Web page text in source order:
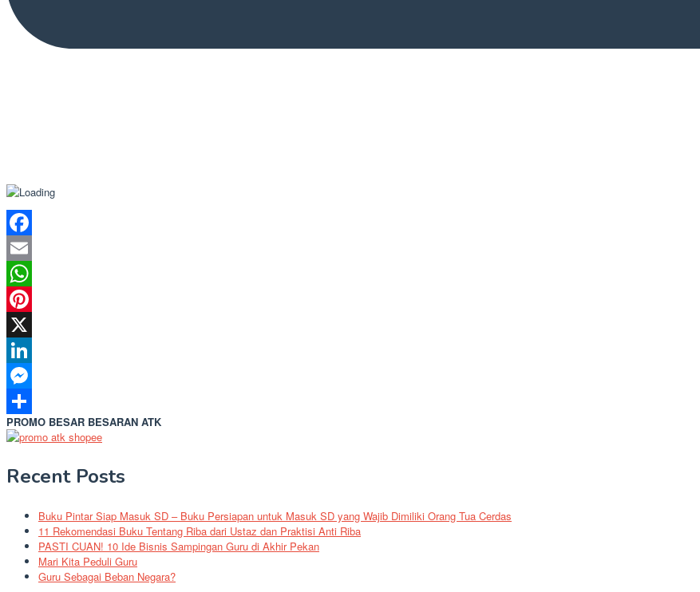
Facebook
Email
WhatsApp
Pinterest
X
LinkedIn
Messenger
Share
PROMO BESAR BESARAN ATK
Recent Posts
Buku Pintar Siap Masuk SD – Buku Persiapan untuk Masuk SD yang Wajib Dimiliki Orang Tua Cerdas
11 Rekomendasi Buku Tentang Riba dari Ustaz dan Praktisi Anti Riba
PASTI CUAN! 10 Ide Bisnis Sampingan Guru di Akhir Pekan
Mari Kita Peduli Guru
Guru Sebagai Beban Negara?